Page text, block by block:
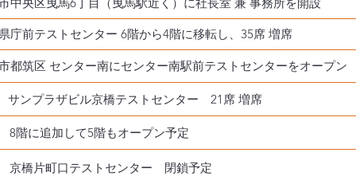
都筑区 センター南にセンター南駅前テストセンターをオープン
庁前テストセンター 6階から4階に移転し、35席 増席
ンプラザビル京橋テストセンター 21席 増席
橋片町口テストセンター 閉鎖予定
階に追加して5階もオープン予定